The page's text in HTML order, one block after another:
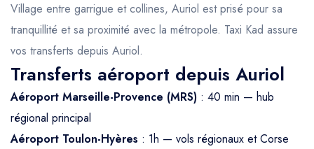
Village entre garrigue et collines, Auriol est prisé pour sa
tranquillité et sa proximité avec la métropole. Taxi Kad assure
vos transferts depuis Auriol.
Transferts aéroport depuis Auriol
Aéroport Marseille-Provence (MRS) : 40 min — hub
régional principal
Aéroport Toulon-Hyères : 1h — vols régionaux et Corse